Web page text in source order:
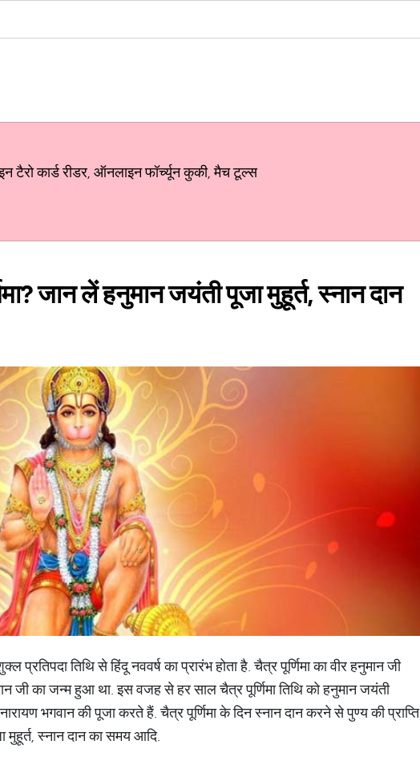
कार्ड रीडर, ऑनलाइन फॉर्च्यून कुकी, मैच टूल्स
जान लें हनुमान जयंती पूजा मुहूर्त, स्नान दान
प्रतिपदा ति​थि से हिंदू नववर्ष का प्रारंभ होता है. चैत्र पूर्णिमा का वीर हनुमान जी
जी का जन्म हुआ था. इस वजह से हर साल चैत्र पूर्णिमा तिथि को हनुमान जयंती
भगवान की पूजा करते हैं. चैत्र पूर्णिमा के दिन स्नान दान करने से पुण्य की प्राप्ति
मुहूर्त, स्नान दान का समय आदि.